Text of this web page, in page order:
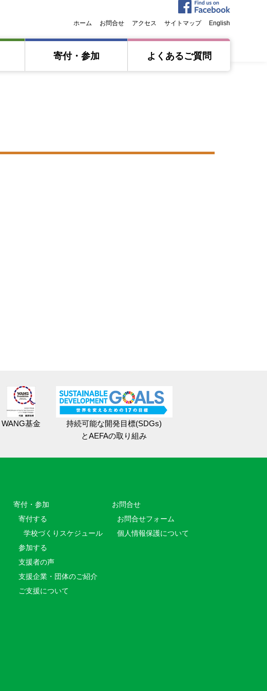
ホーム お問合せ アクセス サイトマップ English
寄付・参加 よくあるご質問
WANG基金
持続可能な開発目標(SDGs)
とAEFAの取り組み
寄付・参加
寄付する
学校づくりスケジュール
参加する
支援者の声
支援企業・団体のご紹介
ご支援について
お問合せ
お問合せフォーム
個人情報保護について